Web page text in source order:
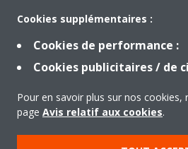
Politique de confidentialité des données
Cookies supplémentaires :
Cookies de performance :
Cookies publicitaires / de
Pour en savoir plus sur nos cookies,
page Avis relatif aux cookies.